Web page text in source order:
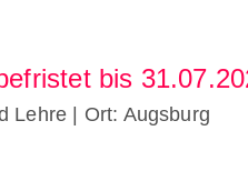
bis
Lehre | Ort: Augsburg